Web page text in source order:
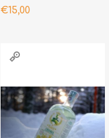
€15,00